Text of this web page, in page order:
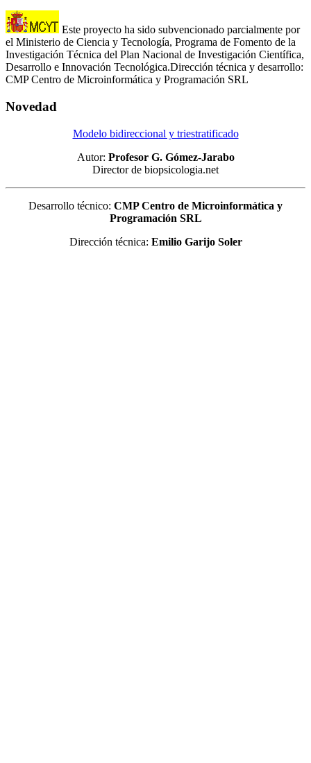
Este proyecto ha sido subvencionado parcialmente por
el Ministerio de Ciencia y Tecnología, Programa de Fomento de la
Investigación Técnica del Plan Nacional de Investigación Científica,
Desarrollo e Innovación Tecnológica.Dirección técnica y desarrollo:
CMP Centro de Microinformática y Programación SRL
Novedad
Modelo bidireccional y triestratificado
Autor: Profesor G. Gómez-Jarabo
Director de biopsicologia.net
Desarrollo técnico: CMP Centro de Microinformática y
Programación SRL
Dirección técnica: Emilio Garijo Soler